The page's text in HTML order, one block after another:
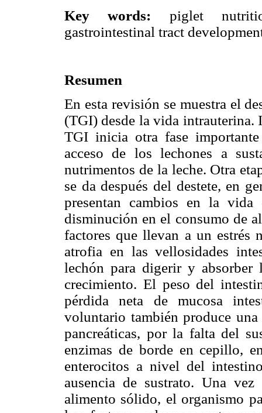
Key words: piglet
gastrointestinal tract
Resumen
En esta revisión se muestra el
(TGI) desde la vida intrauterina.
TGI inicia otra fase
acceso de los lechones a
nutrimentos de la leche. Otra
se da después del destete, en
presentan cambios en la
disminución en el consumo de
factores que llevan a un estrés
atrofia en las vellosidades
lechón para digerir y absorber
crecimiento. El peso del
pérdida neta de mucosa
voluntario también produce
pancreáticas, por la falta del
enzimas de borde en cepillo,
enterocitos a nivel del
ausencia de sustrato. Una
alimento sólido, el organismo